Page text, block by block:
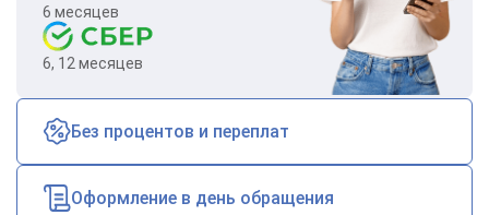
6 месяцев
6, 12 месяцев
Без процентов и переплат
Оформление в день обращения